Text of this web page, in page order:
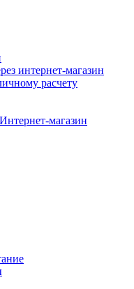
интернет-магазин
расчету
магазин